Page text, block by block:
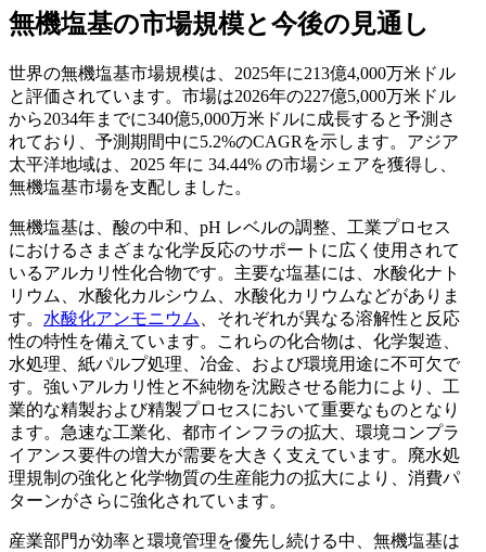
無機塩基の市場規模と今後の見通し
世界の無機塩基市場規模は、2025年に213億4,000万米ドル
と評価されています。市場は2026年の227億5,000万米ドル
から2034年までに340億5,000万米ドルに成長すると予測さ
れており、予測期間中に5.2%のCAGRを示します。アジア
太平洋地域は、2025 年に 34.44% の市場シェアを獲得し、
無機塩基市場を支配しました。
無機塩基は、酸の中和、pH レベルの調整、工業プロセス
におけるさまざまな化学反応のサポートに広く使用されて
いるアルカリ性化合物です。主要な塩基には、水酸化ナト
リウム、水酸化カルシウム、水酸化カリウムなどがありま
す。 水酸化アンモニウム
、それぞれが異なる溶解性と反応
性の特性を備えています。これらの化合物は、化学製造、
水処理、紙パルプ処理、冶金、および環境用途に不可欠で
す。強いアルカリ性と不純物を沈殿させる能力により、工
業的な精製および精製プロセスにおいて重要なものとなり
ます。急速な工業化、都市インフラの拡大、環境コンプラ
イアンス要件の増大が需要を大きく支えています。廃水処
理規制の強化と化学物質の生産能力の拡大により、消費パ
ターンがさらに強化されています。
産業部門が効率と環境管理を優先し続ける中、無機塩基は